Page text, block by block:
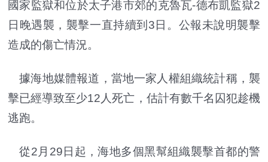
國家監獄和位於太子港市郊的克魯瓦-德布凱監獄2
日晚遇襲，襲擊一直持續到3日。公報未說明襲擊
造成的傷亡情況。
據海地媒體報道，當地一家人權組織統計稱，襲
擊已經導致至少12人死亡，估計有數千名囚犯趁機
逃跑。
從2月29日起，海地多個黑幫組織襲擊首都的警